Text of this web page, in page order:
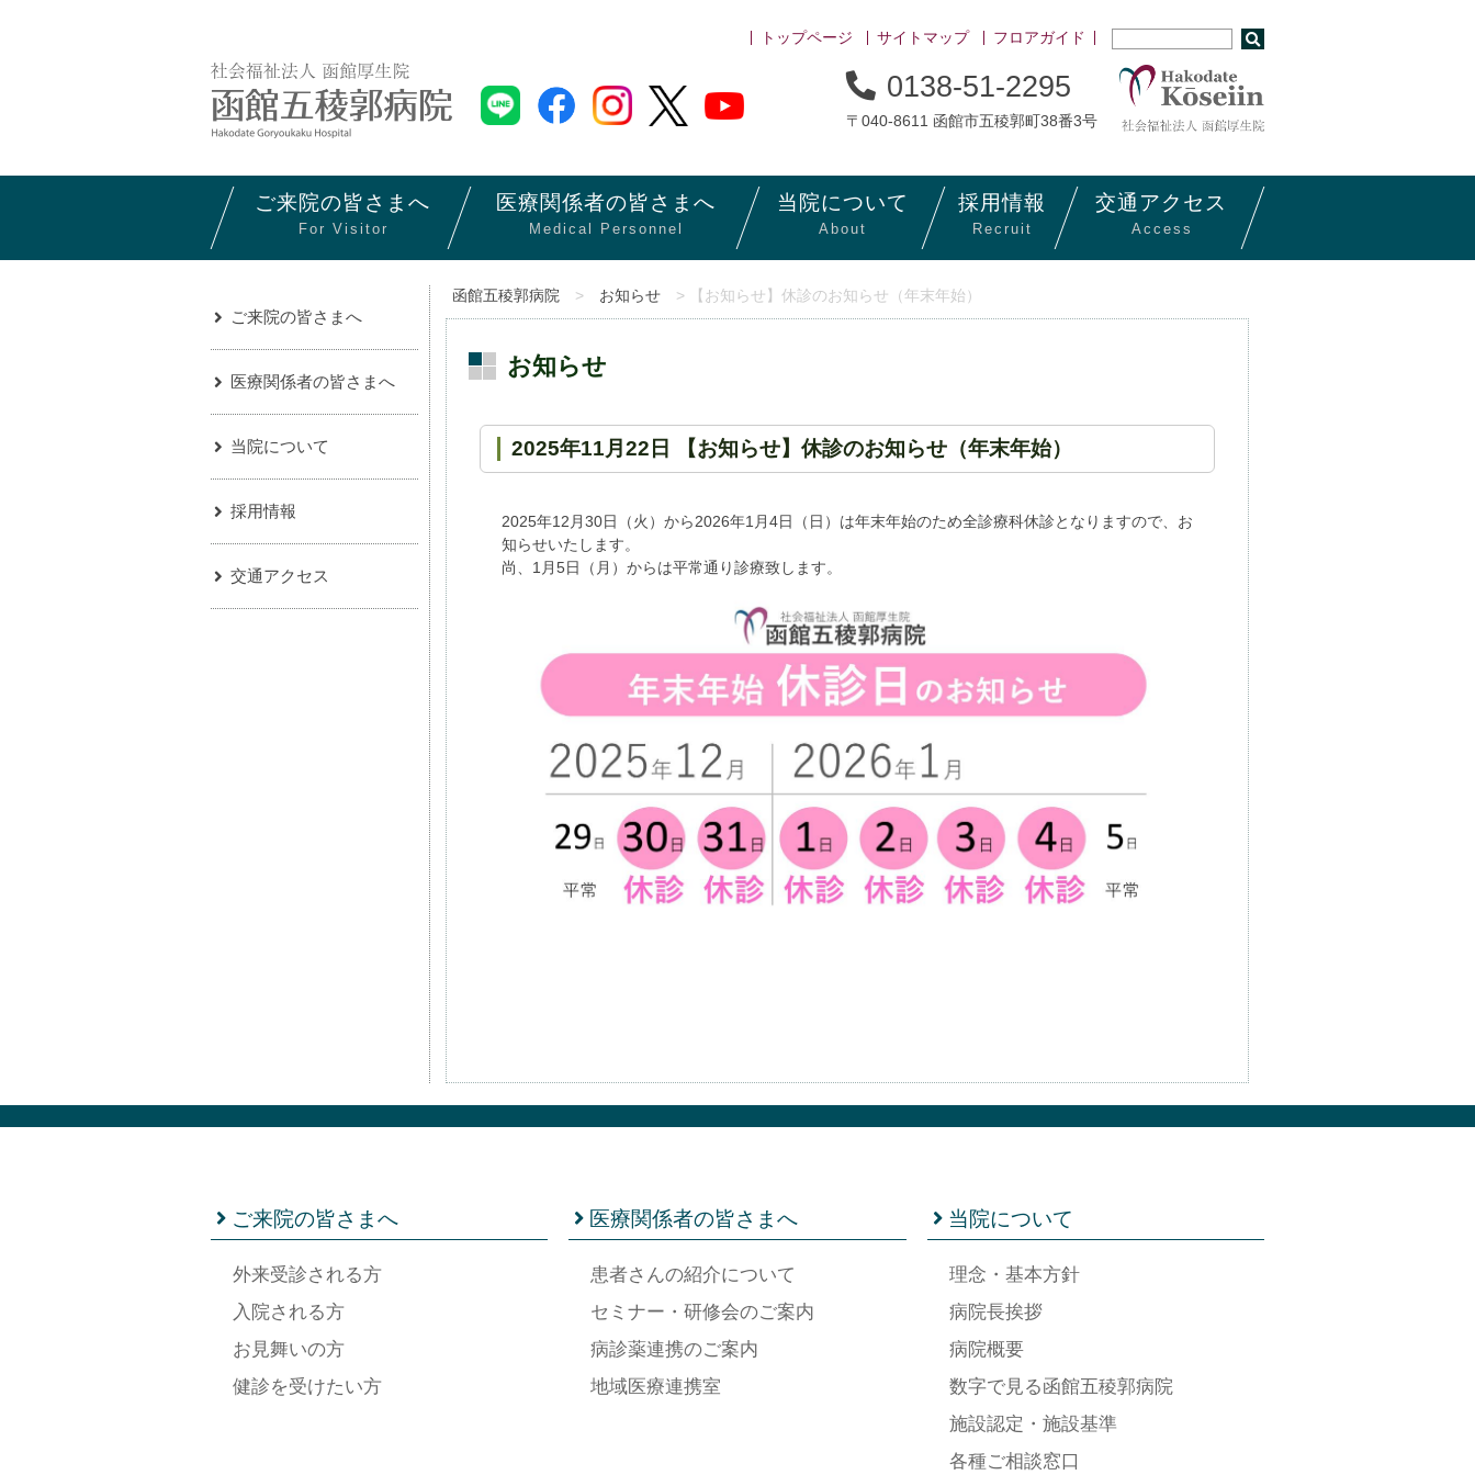
トップページ サイトマップ フロアガイド
0138-51-2295
〒040-8611 函館市五稜郭町38番3号
ご来院の皆さまへ
For Visitor
医療関係者の皆さまへ
Medical Personnel
当院について
About
採用情報
Recruit
交通 アクセス
Access
函館五稜郭病院 > お知らせ > 【お知らせ】休診のお知らせ（年末年始）
お知らせ
2025年11月22日 【お知らせ】休診のお知らせ（年末年始）
2025年12月30日（火）から2026年1月4日（日）は年末年始のため全診療科休診となりますので、お
知らせいたします。
尚、1月5日（月）からは平常通り診療致します。
ご来院の皆さまへ
医療関係者の皆さまへ
当院について
採用情報
交通アクセス
ご来院の皆さまへ
外来受診される方
入院される方
お見舞いの方
健診を受けたい方
医療関係者の皆さまへ
患者さんの紹介について
セミナー・研修会のご案内
病診薬連携のご案内
地域医療連携室
当院について
理念・基本方針
病院長挨拶
病院概要
数字で見る函館五稜郭病院
施設認定・施設基準
各種ご相談窓口